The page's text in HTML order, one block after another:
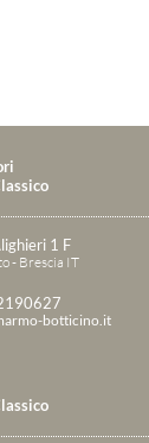
1 F
- Brescia IT
botticino.it